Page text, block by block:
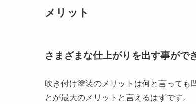
メリット
さまざまな仕上がりを出す事がで
吹き付け塗装のメリットは何と言って
とが最大のメリットと言えるはずです。